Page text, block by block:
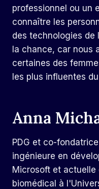
professionnel ou un
connaître les
des technologies de
la chance, car nous
certaines des
les plus influentes
Anna
PDG et co-
ingénieure en
Microsoft et
biomédical à